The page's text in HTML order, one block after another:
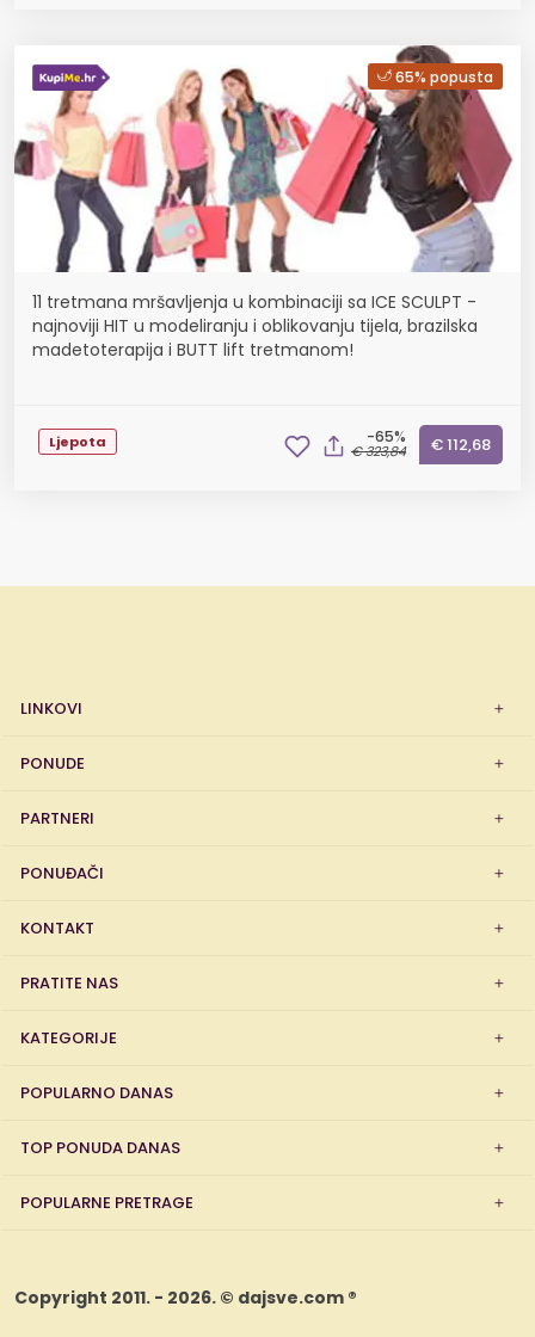
65% popusta
11 tretmana mršavljenja u kombinaciji sa ICE SCULPT -
najnoviji HIT u modeliranju i oblikovanju tijela, brazilska
madetoterapija i BUTT lift tretmanom!
Ljepota -65%
€ 323,84 € 112,68
LINKOVI
PONUDE
PARTNERI
PONUĐAČI
KONTAKT
PRATITE NAS
KATEGORIJE
POPULARNO DANAS
TOP PONUDA DANAS
POPULARNE PRETRAGE
Copyright 2011. - 2026. © dajsve.com ®